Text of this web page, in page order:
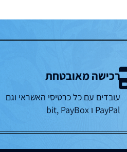
רכישה מאובטחת
עובדים עם כל כרטיסי האשראי וגם
PayPal ו bit, PayBox